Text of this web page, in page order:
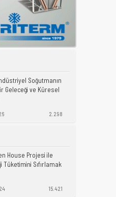
Soğutmanın
Geleceği ve Küresel
2.298
House Projesi ile
Tüketimini Sıfırlamak
15.421